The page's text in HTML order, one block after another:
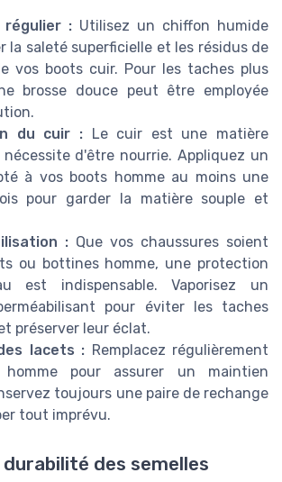
régulier : Utilisez un chiffon humide
la saleté superficielle et les résidus de
vos boots cuir. Pour les taches plus
brosse douce peut être employée
du cuir :Le cuir est une matière
d'être nourrie. Appliquez un
à vos boots homme au moins une
pour garder la matière souple et
: Que vos chaussures soient
ou bottines homme, une protection
est indispensable. Vaporisez un
pour éviter les taches
préserver leur éclat.
lacets : Remplacez régulièrement
homme pour assurer un maintien
toujours une paire de rechange
tout imprévu.
des semelles